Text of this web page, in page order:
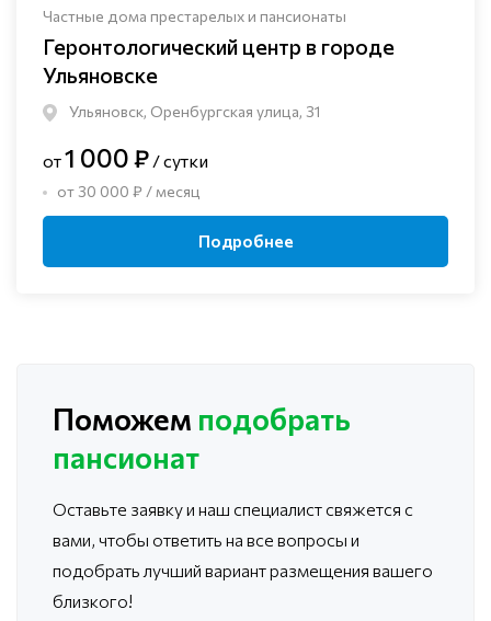
Частные дома престарелых и пансионаты
Геронтологический центр в городе
Ульяновске
Ульяновск, Оренбургская улица, 31
от1 000 ₽ / сутки
от 30 000 ₽ / месяц
Подробнее
Поможем подобрать
пансионат
Оставьте заявку и наш специалист свяжется с
вами, чтобы ответить на все вопросы и
подобрать лучший вариант размещения вашего
близкого!